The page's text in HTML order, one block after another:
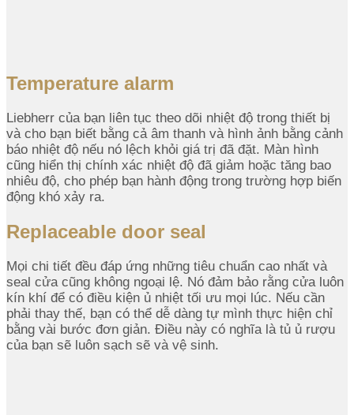
Temperature alarm
Liebherr của bạn liên tục theo dõi nhiệt độ trong thiết bị
và cho bạn biết bằng cả âm thanh và hình ảnh bằng cảnh
báo nhiệt độ nếu nó lệch khỏi giá trị đã đặt. Màn hình
cũng hiển thị chính xác nhiệt độ đã giảm hoặc tăng bao
nhiêu độ, cho phép bạn hành động trong trường hợp biến
động khó xảy ra.
Replaceable door seal
Mọi chi tiết đều đáp ứng những tiêu chuẩn cao nhất và
seal cửa cũng không ngoại lệ. Nó đảm bảo rằng cửa luôn
kín khí để có điều kiện ủ nhiệt tối ưu mọi lúc. Nếu cần
phải thay thế, bạn có thể dễ dàng tự mình thực hiện chỉ
bằng vài bước đơn giản. Điều này có nghĩa là tủ ủ rượu
của bạn sẽ luôn sạch sẽ và vệ sinh.